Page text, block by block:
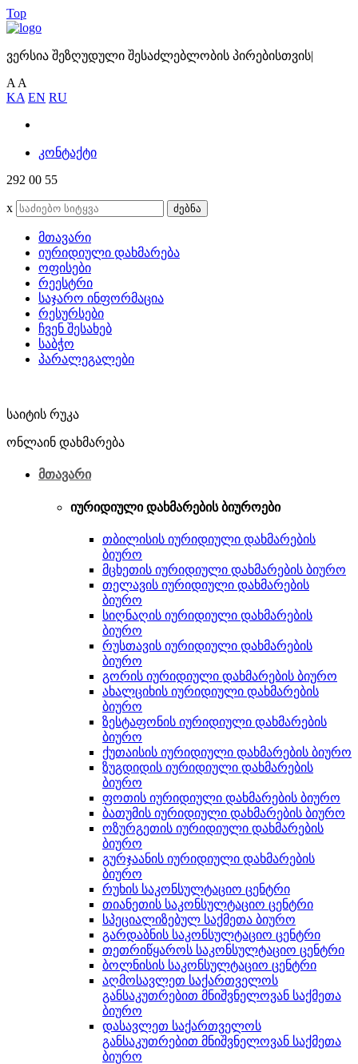
Top
ვერსია შეზღუდული შესაძლებლობის პირებისთვის|
A A
KA EN RU
კონტაქტი
292 00 55
x ძებნა
მთავარი
იურიდიული დახმარება
ოფისები
რეესტრი
საჯარო ინფორმაცია
რესურსები
ჩვენ შესახებ
საბჭო
პარალეგალები
საიტის რუკა
ონლაინ დახმარება
მთავარი
იურიდიული დახმარების ბიუროები
თბილისის იურიდიული დახმარების
ბიურო
მცხეთის იურიდიული დახმარების ბიურო
თელავის იურიდიული დახმარების
ბიურო
სიღნაღის იურიდიული დახმარების
ბიურო
რუსთავის იურიდიული დახმარების
ბიურო
გორის იურიდიული დახმარების ბიურო
ახალციხის იურიდიული დახმარების
ბიურო
ზესტაფონის იურიდიული დახმარების
ბიურო
ქუთაისის იურიდიული დახმარების ბიურო
ზუგდიდის იურიდიული დახმარების
ბიურო
ფოთის იურიდიული დახმარების ბიურო
ბათუმის იურიდიული დახმარების ბიურო
ოზურგეთის იურიდიული დახმარების
ბიურო
გურჯაანის იურიდიული დახმარების
ბიურო
რუხის საკონსულტაციო ცენტრი
თიანეთის საკონსულტაციო ცენტრი
სპეციალიზებულ საქმეთა ბიურო
გარდაბნის საკონსულტაციო ცენტრი
თეთრიწყაროს საკონსულტაციო ცენტრი
ბოლნისის საკონსულტაციო ცენტრი
აღმოსავლეთ საქართველოს
განსაკუთრებით მნიშვნელოვან საქმეთა
ბიურო
დასავლეთ საქართველოს
განსაკუთრებით მნიშვნელოვან საქმეთა
ბიურო